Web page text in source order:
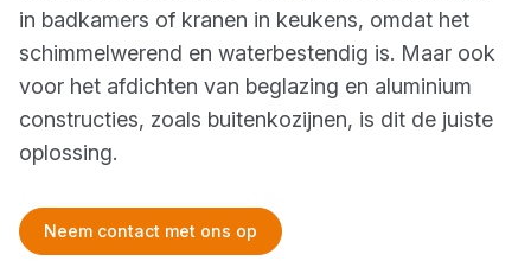
in badkamers of kranen in keukens, omdat het
schimmelwerend en waterbestendig is. Maar ook
voor het afdichten van beglazing en aluminium
constructies, zoals buitenkozijnen, is dit de juiste
oplossing.
Neem contact met ons op